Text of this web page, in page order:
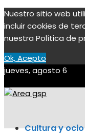
Nuestro sitio web
incluir cookies de
nuestra Política de
Ok, Acepto
jueves, agosto 6
Cultura y ocio